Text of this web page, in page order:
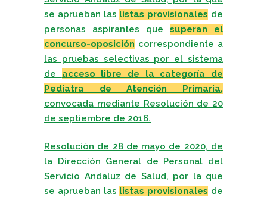
se aprueban las listas provisionales de
personas aspirantes que superan el
concurso-oposición correspondiente a
las pruebas selectivas por el sistema
de acceso libre de la categoría de
Pediatra de Atención Primaria,
convocada mediante Resolución de 20
de septiembre de 2016.
Resolución de 28 de mayo de 2020, de
la Dirección General de Personal del
Servicio Andaluz de Salud, por la que
se aprueban las listas provisionales de